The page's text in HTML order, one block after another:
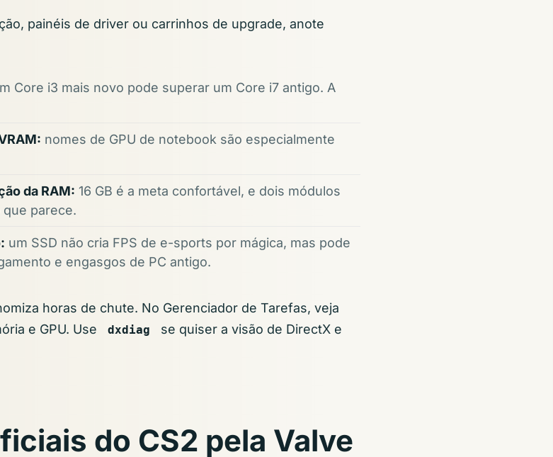
painéis de driver ou carrinhos de upgrade, anote
Core i3 mais novo pode superar um Core i7 antigo. A
nomes de GPU de notebook são especialmente
da RAM: 16 GB é a meta confortável, e dois módulos
parece.
um SSD não cria FPS de e-sports por mágica, mas pode
e engasgos de PC antigo.
horas de chute. No Gerenciador de Tarefas, veja
e GPU. Use dxdiag
se quiser a visão de DirectX e
do CS2 pela Valve